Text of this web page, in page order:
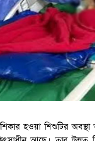
শিকার হওয়া শিশুটির